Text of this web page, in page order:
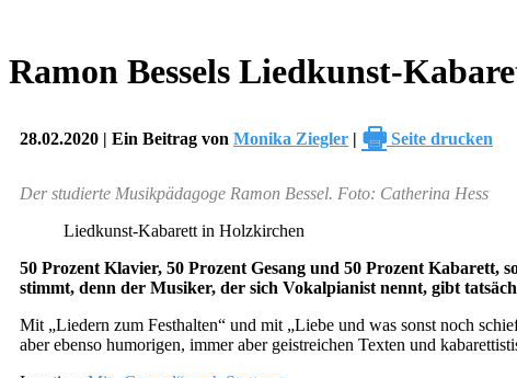
Ramon Bessels Liedkunst-
28.02.2020 | Ein Beitrag von Monika Ziegler | 🖶 Seite drucken
Der studierte Musikpädagoge Ramon Bessel. Foto: Catherina Hess
Liedkunst-Kabarett in Holzkirchen
50 Prozent Klavier, 50 Prozent Gesang und 50 Prozent Kabarett,
stimmt, denn der Musiker, der sich Vokalpianist nennt, gibt
Mit „Liedern zum Festhalten“ und mit „Liebe und was sonst noch
aber ebenso humorigen, immer aber geistreichen Texten und